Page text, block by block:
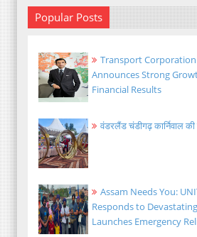
Popular Posts
Transport
Announces Strong
Financial Results
वंडरलैंड चंडीगढ़ कार्निवाल
Assam Needs You:
Responds to
Launches Emergency